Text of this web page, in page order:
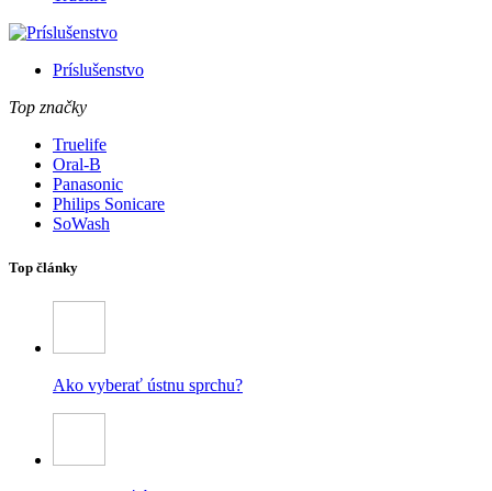
Príslušenstvo
Top značky
Truelife
Oral-B
Panasonic
Philips Sonicare
SoWash
Top články
Ako vyberať ústnu sprchu?